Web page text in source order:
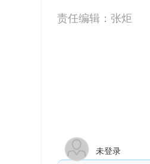
责任编辑： 张炬
未登录